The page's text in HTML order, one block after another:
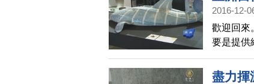
2016-12-
歡迎回來
要是提供
術系所的
與新潮，
盡力揮